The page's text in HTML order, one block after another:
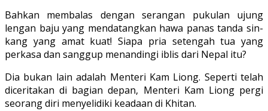
Bahkan membalas dengan serangan pukulan ujung
lengan baju yang mendatangkan hawa panas tanda sin-
kang yang amat kuat! Siapa pria setengah tua yang
perkasa dan sanggup menandingi iblis dari Nepal itu?
Dia bukan lain adalah Menteri Kam Liong. Seperti telah
diceritakan di bagian depan, Menteri Kam Liong pergi
seorang diri menyelidiki keadaan di Khitan.